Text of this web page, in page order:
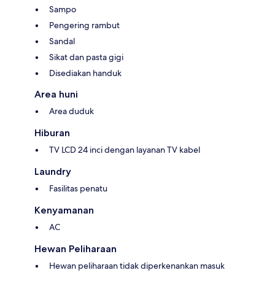
Sampo
Pengering rambut
Sandal
Sikat dan pasta gigi
Disediakan handuk
Area huni
Area duduk
Hiburan
TV LCD 24 inci dengan layanan TV kabel
Laundry
Fasilitas penatu
Kenyamanan
AC
Hewan Peliharaan
Hewan peliharaan tidak diperkenankan masuk